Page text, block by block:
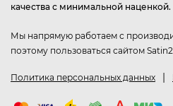
качества с минимальной наценкой.
Мы напрямую работаем с
поэтому пользоваться сайтом
Политика персональных данных |